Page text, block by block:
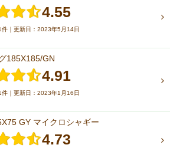
4.55
件｜更新日：2023年5月14日
185X185/GN
4.91
件｜更新日：2023年1月16日
GY マイクロシャギー
4.73